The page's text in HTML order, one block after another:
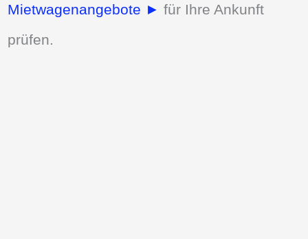
Mietwagenangebote ► für Ihre Ankunft
prüfen.